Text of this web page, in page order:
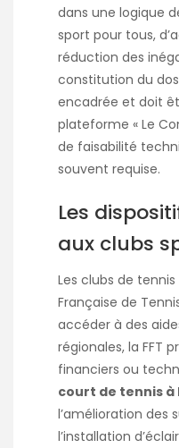
dans une logique
sport pour tous,
réduction des
constitution du
encadrée et doit
plateforme « Le
de faisabilité
souvent requise.
Les
aux clubs
Les clubs de
Française de
accéder à des
régionales, la FFT
financiers ou
court de tennis à
l’amélioration des
l’installation